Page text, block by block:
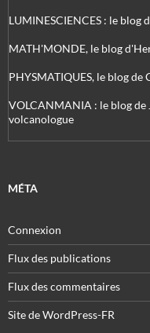
LUMINESCIENCES : le blog
MATH'MONDE, le blog
PHYSMATIQUES, le blog
VOLCANMANIA : le blog de
volcanologue
MÉTA
Connexion
Flux des publications
Flux des commentaires
Site de WordPress-FR